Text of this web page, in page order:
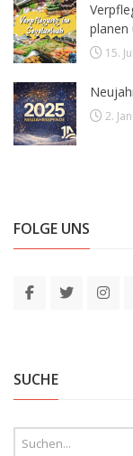
planen
15.
2.
FOLGE UNS
SUCHE